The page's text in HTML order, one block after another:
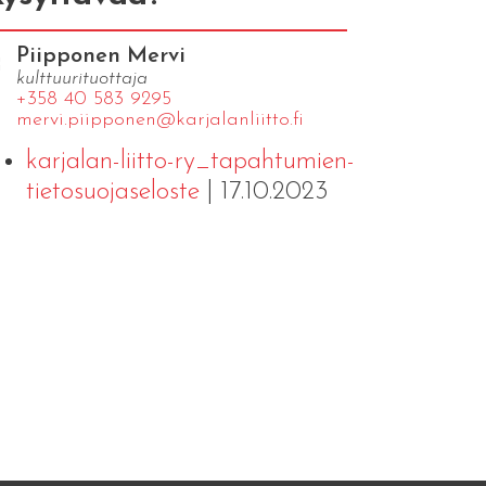
Piipponen Mervi
kulttuurituottaja
+358 40 583 9295
mervi.​piipponen@​kar​jala​nlii​tto.​fi
karjalan-liitto-ry_tapahtumien-
tietosuojaseloste| 17.10.2023